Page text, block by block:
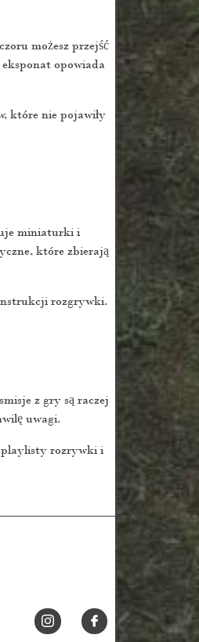
możesz przejść
opowiada
które nie pojawiły
miniaturki i
które zbierają
rozgrywki.
z gry są raczej
uwagi.
playlisty rozrywki i